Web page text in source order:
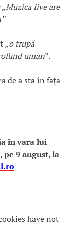
live are
„o trupă
uman”.
de a sta în fața
în vara lui
, pe 9 august, la
have not